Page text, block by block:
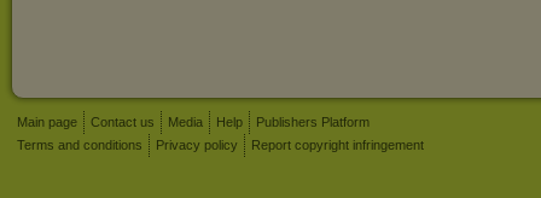
Main page Contact us Media Help
Publishers Platform
Terms and conditions
Privacy policy Report copyright infringement